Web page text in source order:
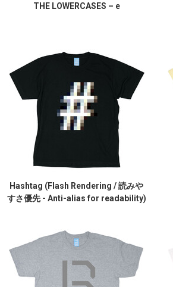
THE LOWERCASES – e
Hashtag (Flash Rendering / 読みや
すさ優先 - Anti-alias for readability)